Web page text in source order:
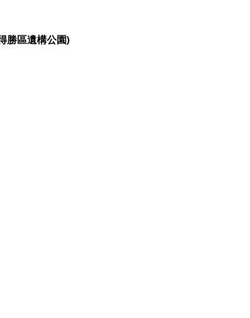
勝區遺構公園)